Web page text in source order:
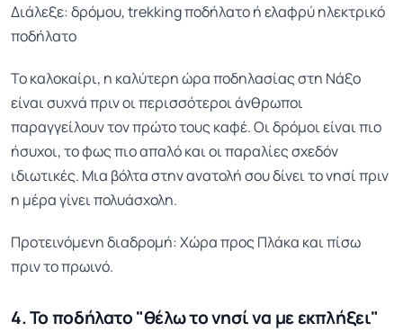
Διάλεξε: δρόμου, trekking ποδήλατο ή ελαφρύ ηλεκτρικό
ποδήλατο
Το καλοκαίρι, η καλύτερη ώρα ποδηλασίας στη Νάξο
είναι συχνά πριν οι περισσότεροι άνθρωποι
παραγγείλουν τον πρώτο τους καφέ. Οι δρόμοι είναι πιο
ήσυχοι, το φως πιο απαλό και οι παραλίες σχεδόν
ιδιωτικές. Μια βόλτα στην ανατολή σου δίνει το νησί πριν
η μέρα γίνει πολυάσχολη.
Προτεινόμενη διαδρομή: Χώρα προς Πλάκα και πίσω
πριν το πρωινό.
4. Το ποδήλατο "θέλω το νησί να με εκπλήξει"